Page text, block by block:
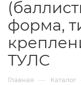
форма,
ТУЛС
Главная — Каталог